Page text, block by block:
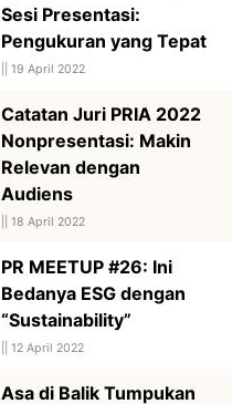
Sesi Presentasi:
Pengukuran yang Tepat
19 April 2022
Catatan Juri PRIA 2022
Nonpresentasi: Makin
Relevan dengan
Audiens
18 April 2022
PR MEETUP #26: Ini
Bedanya ESG dengan
“Sustainability”
12 April 2022
Asa di Balik Tumpukan